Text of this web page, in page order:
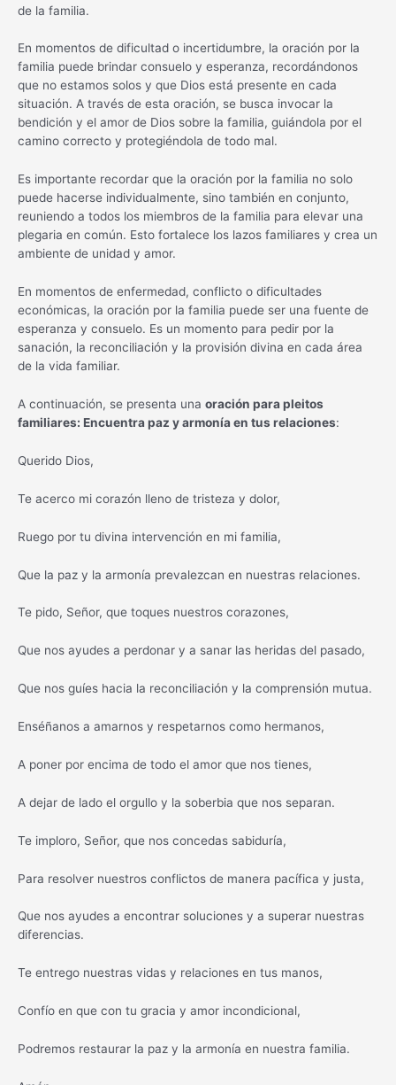
de la familia.
En momentos de dificultad o incertidumbre, la oración por la
familia puede brindar consuelo y esperanza, recordándonos
que no estamos solos y que Dios está presente en cada
situación. A través de esta oración, se busca invocar la
bendición y el amor de Dios sobre la familia, guiándola por el
camino correcto y protegiéndola de todo mal.
Es importante recordar que la oración por la familia no solo
puede hacerse individualmente, sino también en conjunto,
reuniendo a todos los miembros de la familia para elevar una
plegaria en común. Esto fortalece los lazos familiares y crea un
ambiente de unidad y amor.
En momentos de enfermedad, conflicto o dificultades
económicas, la oración por la familia puede ser una fuente de
esperanza y consuelo. Es un momento para pedir por la
sanación, la reconciliación y la provisión divina en cada área
de la vida familiar.
A continuación, se presenta una oración para pleitos
familiares: Encuentra paz y armonía en tus relaciones:
Querido Dios,
Te acerco mi corazón lleno de tristeza y dolor,
Ruego por tu divina intervención en mi familia,
Que la paz y la armonía prevalezcan en nuestras relaciones.
Te pido, Señor, que toques nuestros corazones,
Que nos ayudes a perdonar y a sanar las heridas del pasado,
Que nos guíes hacia la reconciliación y la comprensión mutua.
Enséñanos a amarnos y respetarnos como hermanos,
A poner por encima de todo el amor que nos tienes,
A dejar de lado el orgullo y la soberbia que nos separan.
Te imploro, Señor, que nos concedas sabiduría,
Para resolver nuestros conflictos de manera pacífica y justa,
Que nos ayudes a encontrar soluciones y a superar nuestras
diferencias.
Te entrego nuestras vidas y relaciones en tus manos,
Confío en que con tu gracia y amor incondicional,
Podremos restaurar la paz y la armonía en nuestra familia.